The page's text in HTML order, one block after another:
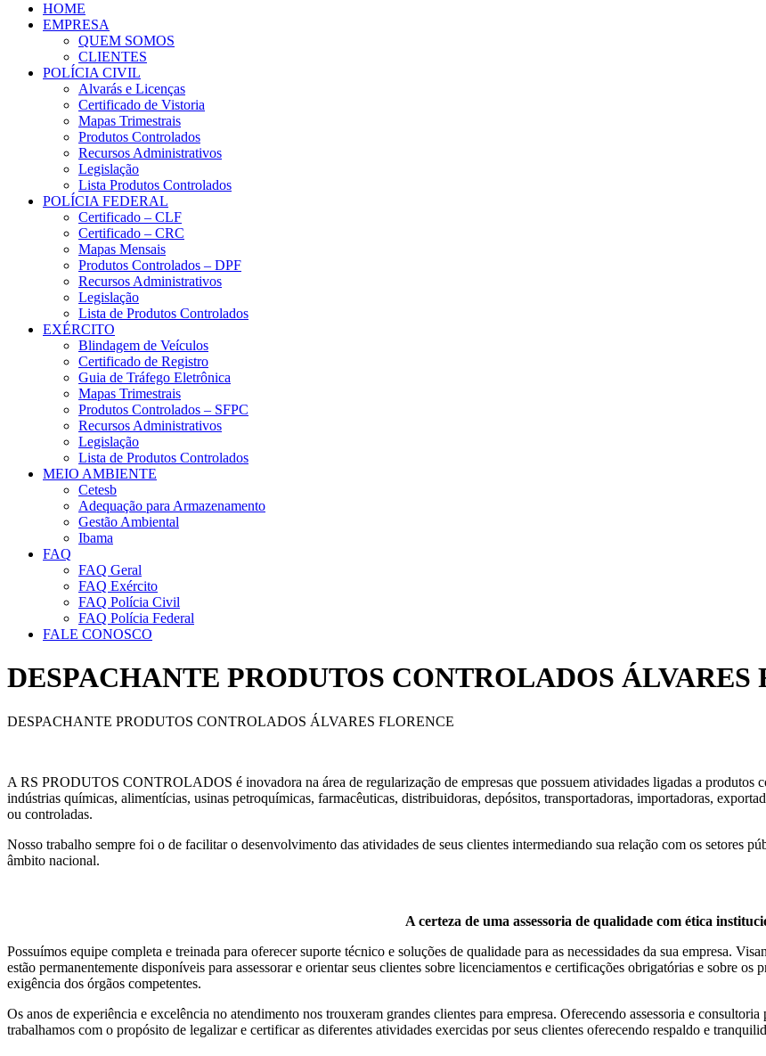
HOME
EMPRESA
QUEM SOMOS
CLIENTES
POLÍCIA CIVIL
Alvarás e Licenças
Certificado de Vistoria
Mapas Trimestrais
Produtos Controlados
Recursos Administrativos
Legislação
Lista Produtos Controlados
POLÍCIA FEDERAL
Certificado – CLF
Certificado – CRC
Mapas Mensais
Produtos Controlados – DPF
Recursos Administrativos
Legislação
Lista de Produtos Controlados
EXÉRCITO
Blindagem de Veículos
Certificado de Registro
Guia de Tráfego Eletrônica
Mapas Trimestrais
Produtos Controlados – SFPC
Recursos Administrativos
Legislação
Lista de Produtos Controlados
MEIO AMBIENTE
Cetesb
Adequação para Armazenamento
Gestão Ambiental
Ibama
FAQ
FAQ Geral
FAQ Exército
FAQ Polícia Civil
FAQ Polícia Federal
FALE CONOSCO
DESPACHANTE PRODUTOS CONTROLADOS ÁLVARES
DESPACHANTE PRODUTOS CONTROLADOS ÁLVARES FLORENCE
A RS PRODUTOS CONTROLADOS é inovadora na área de regularização de empresas que possuem atividades ligadas a produtos
indústrias químicas, alimentícias, usinas petroquímicas, farmacêuticas, distribuidoras, depósitos, transportadoras, importadoras,
ou controladas.
Nosso trabalho sempre foi o de facilitar o desenvolvimento das atividades de seus clientes intermediando sua relação com os setores
âmbito nacional.
A certeza de uma assessoria de qualidade com ética
Possuímos equipe completa e treinada para oferecer suporte técnico e soluções de qualidade para as necessidades da sua empresa.
estão permanentemente disponíveis para assessorar e orientar seus clientes sobre licenciamentos e certificações obrigatórias e sobre
exigência dos órgãos competentes.
Os anos de experiência e excelência no atendimento nos trouxeram grandes clientes para empresa. Oferecendo assessoria e
trabalhamos com o propósito de legalizar e certificar as diferentes atividades exercidas por seus clientes oferecendo respaldo e